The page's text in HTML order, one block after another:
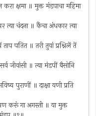
क्षमा ॥ मुक्त मंडपाचा महिमा
त्या चंदना ॥ कैंचा अंधकार त्या
पतित ॥ तरी तुवां प्रश्निलें तें
जीवांसी ॥ त्या मंडपीं बैसोनि
पुराणीं ॥ दाक्षा यणी प्रति
करूं गा अगस्ती ॥ या मुक्त